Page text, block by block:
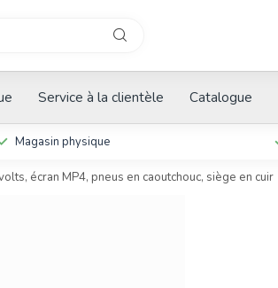
Service à la clientèle Catalogue
Magasin physique
écran MP4, pneus en caoutchouc, siège en cuir